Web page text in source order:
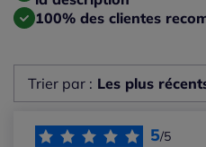
100% des clientes
Trier par : Les plus
Les plus récents 5/5